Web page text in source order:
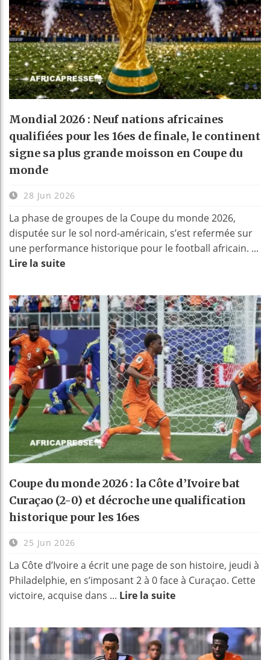
Mondial 2026 : Neuf nations africaines
qualifiées pour les 16es de finale, le continent
signe sa plus grande moisson en Coupe du
monde
28 Jun 2026
La phase de groupes de la Coupe du monde 2026,
disputée sur le sol nord-américain, s’est refermée sur
une performance historique pour le football africain. ...
Lire la suite
Coupe du monde 2026 : la Côte d’Ivoire bat
Curaçao (2-0) et décroche une qualification
historique pour les 16es
25 Jun 2026
La Côte d’Ivoire a écrit une page de son histoire, jeudi à
Philadelphie, en s’imposant 2 à 0 face à Curaçao. Cette
victoire, acquise dans ... Lire la suite